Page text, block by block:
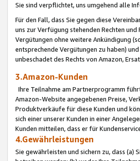
Sie sind verpflichtet, uns umgehend alle
Für den Fall, dass Sie gegen diese
uns zur Verfügung stehenden Rechten
Vergütungen ohne weitere Ankündigung
entsprechende Vergütungen zu haben)
unbeschadet des Rechts von Amazon,
3.Amazon-Kunden
Ihre Teilnahme am Partnerprogramm
Amazon-Website angegebenen Preise,
Produktverkäufe für diese Kunden und
sich einer unserer Kunden in einer
Kunden mitteilen, dass er für
4.Gewährleistungen
Sie gewährleisten und sichern zu, dass